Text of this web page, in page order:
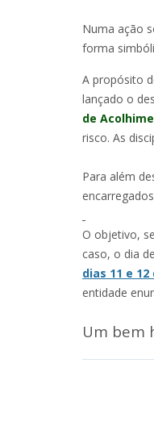
Numa ação
forma
A propósito
lançado o
de
risco. As
Para além
O objetivo,
caso, o dia
dias 11 e
entidade
Um bem